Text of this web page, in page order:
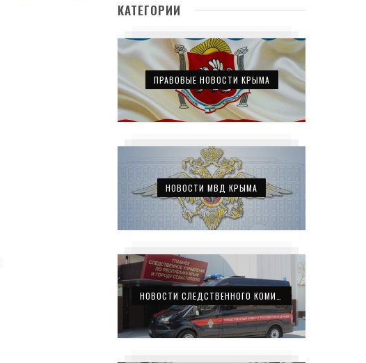
КАТЕГОРИИ
ПРАВОВЫЕ НОВОСТИ КРЫМА
НОВОСТИ МВД КРЫМА